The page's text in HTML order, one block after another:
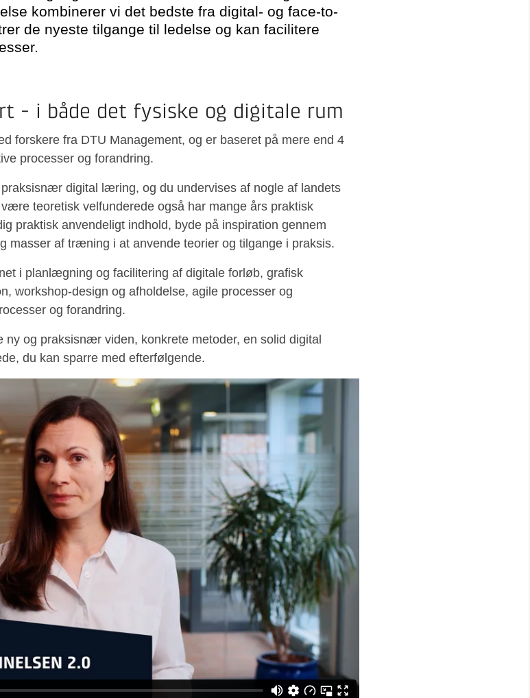
kombinerer vi det bedste fra digital- og face-to-
de nyeste tilgange til ledelse og kan facilitere
- i både det fysiske og digitale rum
forskere fra DTU Management, og er baseret på mere end 4
processer og forandring.
digital læring, og du undervises af nogle af landets
teoretisk velfunderede også har mange års praktisk
praktisk anvendeligt indhold, byde på inspiration gennem
masser af træning i at anvende teorier og tilgange i praksis.
i planlægning og facilitering af digitale forløb, grafisk
workshop-design og afholdelse, agile processer og
og forandring.
og praksisnær viden, konkrete metoder, en solid digital
du kan sparre med efterfølgende.